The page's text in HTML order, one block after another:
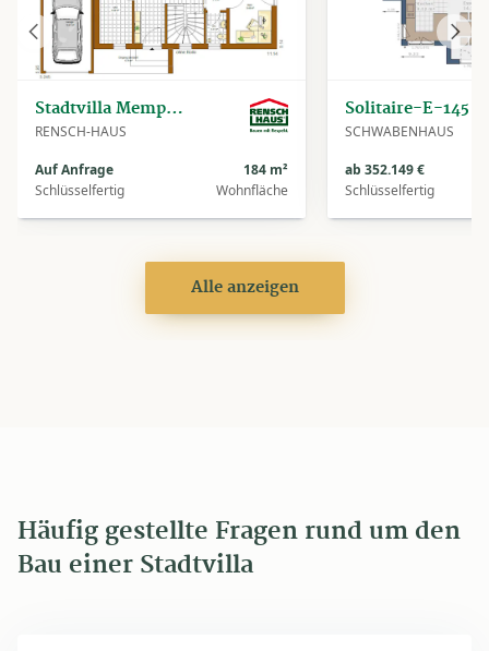
Stadtvilla Memphis
RENSCH-HAUS
Auf Anfrage
Schlüsselfertig
184 m²
Wohnfläche
Solitaire-E-145
SCHWABENHAUS
ab 352.149 €
Schlüsselfertig
Vorheriges
Haus
Alle anzeigen
Häufig gestellte Fragen rund um den
Bau einer Stadtvilla